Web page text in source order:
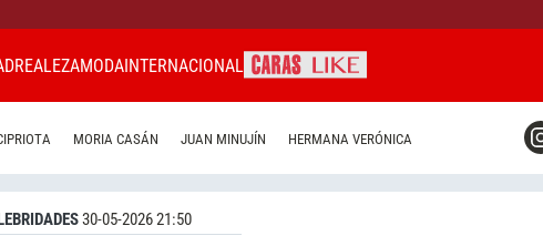
REALEZAMODAINTERNACIONAL
MORIA CASÁN JUAN MINUJÍN HERMANA VERÓNICA
30-05-2026 21:50